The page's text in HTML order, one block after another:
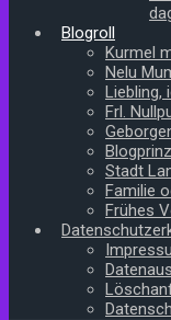
Blogroll
Kurmel
Nelu
Liebling,
Frl.
Stadt
Familie
Frühes